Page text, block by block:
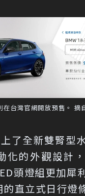
在台灣官網開放預售。 摘
了全新雙腎型
化的外觀設計
頭燈組更加犀
直立式日行燈